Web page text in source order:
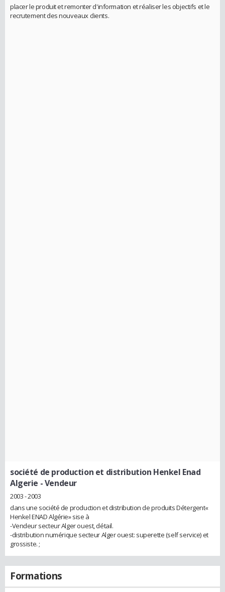
placer le produit et remonter d'information et réaliser les objectifs et le
recrutement des nouveaux clients.
société de production et distribution Henkel Enad
Algerie - Vendeur
2003 - 2003
dans une société de production et distribution de produits Détergent«
Henkel ENAD Algérie» sise à
-Vendeur secteur Alger ouest, détail.
-distribution numérique secteur Alger ouest: superette (self service) et
grossiste. ;
Formations